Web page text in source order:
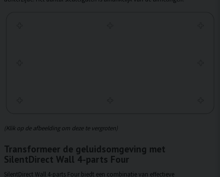
(Klik op de afbeelding om deze te vergroten)
Transformeer de geluidsomgeving met
SilentDirect Wall 4-parts Four
SilentDirect Wall 4-parts Four biedt een combinatie van effectieve